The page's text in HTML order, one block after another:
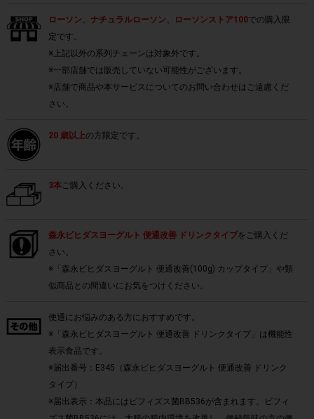
ローソン、ナチュラルローソン、ローソンストア100での購入限
定です。
※上記以外の系列チェーンは対象外です。
※一部店舗では販売していない可能性がございます。
※店舗で商品や本サービスについてのお問い合わせはご遠慮くだ
さい。
20 歳以上の方限定です。
3本ご購入ください。
森永ビヒダスヨーグルト 便通改善 ドリンクタイプをご購入くだ
さい。
※「森永ビヒダスヨーグルト 便通改善(100g) カップタイプ」や類
似商品との間違いにお気をつけください。
便通にお悩みのある方におすすめです。
※「森永ビヒダスヨーグルト 便通改善 ドリンクタイプ」は機能性
表示食品です。
※届出番号：E345（森永ビヒダスヨーグルト 便通改善 ドリンク
タイプ）
※届出表示：本品にはビフィズス菌BB536が含まれます。ビフィ